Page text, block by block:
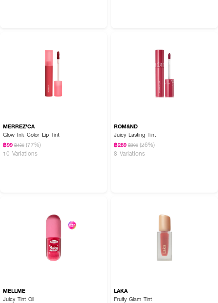
MERREZ'CA
Glow Ink Color Lip Tint
฿99 ฿430 (77%)
10 Variations
ROM&ND
Juicy Lasting Tint
฿289 ฿390 (26%)
8 Variations
MELLME
Juicy Tint Oil
LAKA
Fruity Glam Tint